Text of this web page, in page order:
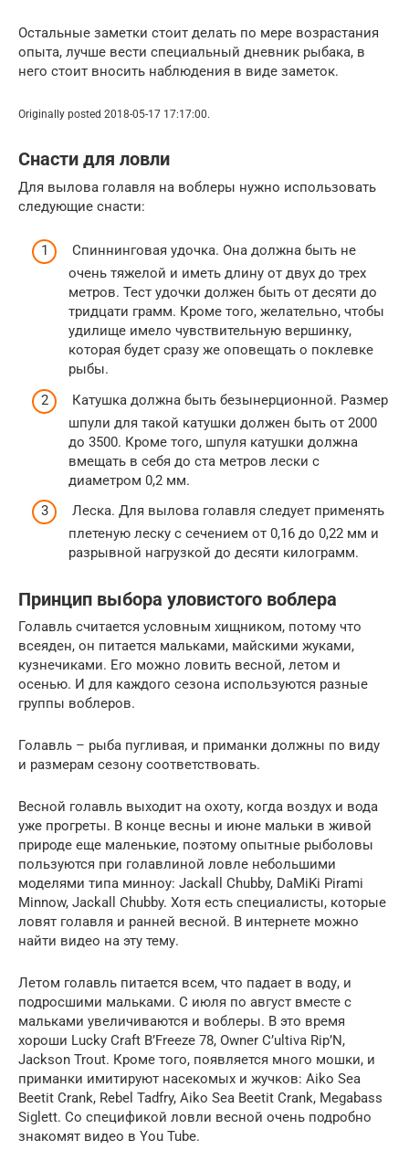
Остальные заметки стоит делать по мере возрастания
опыта, лучше вести специальный дневник рыбака, в
него стоит вносить наблюдения в виде заметок.
Originally posted 2018-05-17 17:17:00.
Снасти для ловли
Для вылова голавля на воблеры нужно использовать
следующие снасти:
Спиннинговая удочка. Она должна быть не
очень тяжелой и иметь длину от двух до трех
метров. Тест удочки должен быть от десяти до
тридцати грамм. Кроме того, желательно, чтобы
удилище имело чувствительную вершинку,
которая будет сразу же оповещать о поклевке
рыбы.
Катушка должна быть безынерционной. Размер
шпули для такой катушки должен быть от 2000
до 3500. Кроме того, шпуля катушки должна
вмещать в себя до ста метров лески с
диаметром 0,2 мм.
Леска. Для вылова голавля следует применять
плетеную леску с сечением от 0,16 до 0,22 мм и
разрывной нагрузкой до десяти килограмм.
Принцип выбора уловистого воблера
Голавль считается условным хищником, потому что
всеяден, он питается мальками, майскими жуками,
кузнечиками. Его можно ловить весной, летом и
осенью. И для каждого сезона используются разные
группы воблеров.
Голавль – рыба пугливая, и приманки должны по виду
и размерам сезону соответствовать.
Весной голавль выходит на охоту, когда воздух и вода
уже прогреты. В конце весны и июне мальки в живой
природе еще маленькие, поэтому опытные рыболовы
пользуются при голавлиной ловле небольшими
моделями типа минноу: Jackall Chubby, DaMiKi Pirami
Minnow, Jackall Chubby. Хотя есть специалисты, которые
ловят голавля и ранней весной. В интернете можно
найти видео на эту тему.
Летом голавль питается всем, что падает в воду, и
подросшими мальками. С июля по август вместе с
мальками увеличиваются и воблеры. В это время
хороши Lucky Craft B’Freeze 78, Owner C’ultiva Rip’N,
Jackson Trout. Кроме того, появляется много мошки, и
приманки имитируют насекомых и жучков: Aiko Sea
Beetit Crank, Rebel Tadfry, Aiko Sea Beetit Crank, Megabass
Siglett. Со спецификой ловли весной очень подробно
знакомят видео в You Tube.